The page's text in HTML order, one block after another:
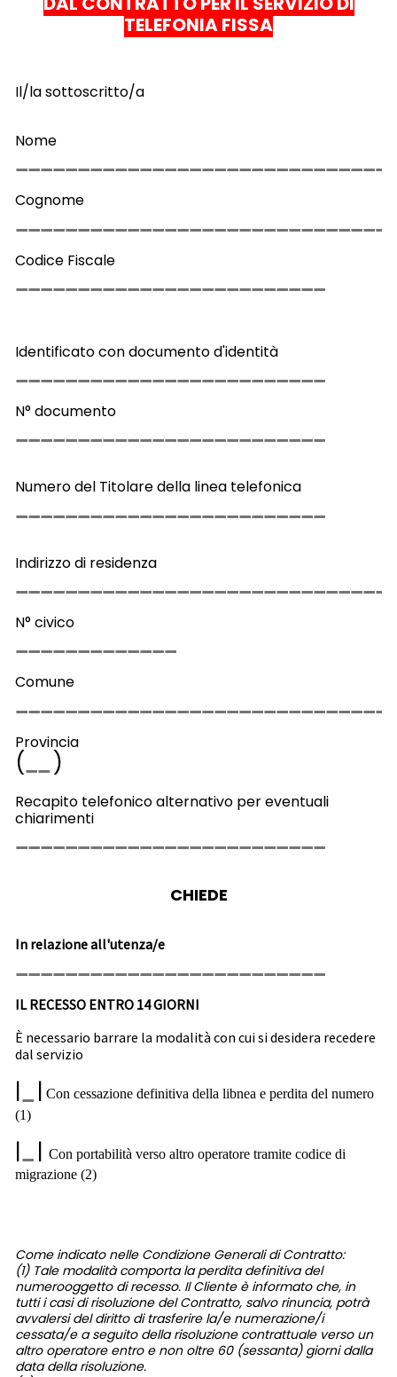
TELEFONIA FISSA
Il/la sottoscritto/a
Nome
Cognome
Codice Fiscale
Identificato con documento d'identità
N° documento
Numero del Titolare della linea telefonica
Indirizzo di residenza
N° civico
Comune
Provincia
( )
Recapito telefonico alternativo per eventuali
chiarimenti
CHIEDE
In relazione all'utenza/e
IL RECESSO ENTRO 14 GIORNI
È necessario barrare la modalità con cui si desidera recedere
dal servizio
| | Con cessazione definitiva della libnea e perdita del numero
(1)
| | Con portabilità verso altro operatore tramite codice di
migrazione (2)
Come indicato nelle Condizione Generali di Contratto:
(1) Tale modalità comporta la perdita definitiva del
numerooggetto di recesso. Il Cliente è informato che, in
tutti i casi di risoluzione del Contratto, salvo rinuncia, potrà
avvalersi del diritto di trasferire la/e numerazione/i
cessata/e a seguito della risoluzione contrattuale verso un
altro operatore entro e non oltre 60 (sessanta) giorni dalla
data della risoluzione.